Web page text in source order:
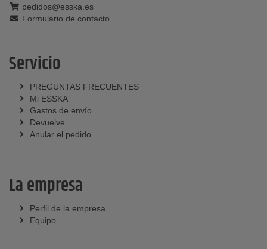
pedidos@esska.es
Formulario de contacto
Servicio
PREGUNTAS FRECUENTES
Mi ESSKA
Gastos de envío
Devuelve
Anular el pedido
La empresa
Perfil de la empresa
Equipo